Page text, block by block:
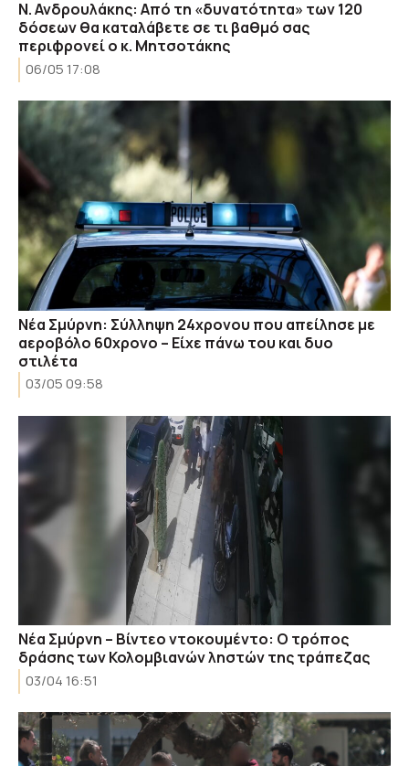
Ν. Ανδρουλάκης: Από τη «δυνατότητα» των 120
δόσεων θα καταλάβετε σε τι βαθμό σας
περιφρονεί ο κ. Μητσοτάκης
06/05 17:08
Νέα Σμύρνη: Σύλληψη 24χρονου που απείλησε με
αεροβόλο 60χρονο – Είχε πάνω του και δυο
στιλέτα
03/05 09:58
Νέα Σμύρνη – Βίντεο ντοκουμέντο: Ο τρόπος
δράσης των Κολομβιανών ληστών της τράπεζας
03/04 16:51